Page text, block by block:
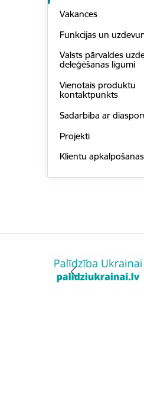
Vakances
Funkcijas un
Valsts pārvaldes
deleģēšanas līgumi
Vienotais produktu
kontaktpunkts
Sadarbība ar
Projekti
Klientu